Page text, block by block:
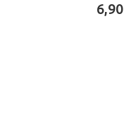
6,90